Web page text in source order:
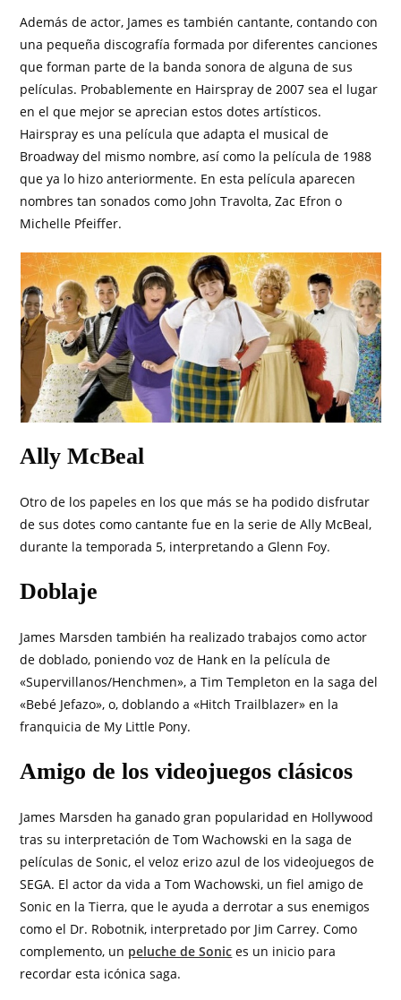
Además de actor, James es también cantante, contando con
una pequeña discografía formada por diferentes canciones
que forman parte de la banda sonora de alguna de sus
películas. Probablemente en Hairspray de 2007 sea el lugar
en el que mejor se aprecian estos dotes artísticos.
Hairspray es una película que adapta el musical de
Broadway del mismo nombre, así como la película de 1988
que ya lo hizo anteriormente. En esta película aparecen
nombres tan sonados como John Travolta, Zac Efron o
Michelle Pfeiffer.
Ally McBeal
Otro de los papeles en los que más se ha podido disfrutar
de sus dotes como cantante fue en la serie de Ally McBeal,
durante la temporada 5, interpretando a Glenn Foy.
Doblaje
James Marsden también ha realizado trabajos como actor
de doblado, poniendo voz de Hank en la película de
«Supervillanos/Henchmen», a Tim Templeton en la saga del
«Bebé Jefazo», o, doblando a «Hitch Trailblazer» en la
franquicia de My Little Pony.
Amigo de los videojuegos clásicos
James Marsden ha ganado gran popularidad en Hollywood
tras su interpretación de Tom Wachowski en la saga de
películas de Sonic, el veloz erizo azul de los videojuegos de
SEGA. El actor da vida a Tom Wachowski, un fiel amigo de
Sonic en la Tierra, que le ayuda a derrotar a sus enemigos
como el Dr. Robotnik, interpretado por Jim Carrey. Como
complemento, un peluche de Sonic es un inicio para
recordar esta icónica saga.